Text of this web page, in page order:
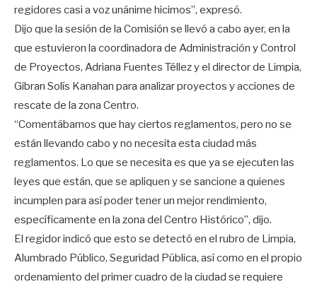
regidores casi a voz unánime hicimos”, expresó.
Dijo que la sesión de la Comisión se llevó a cabo ayer, en la
que estuvieron la coordinadora de Administración y Control
de Proyectos, Adriana Fuentes Téllez y el director de Limpia,
Gibran Solís Kanahan para analizar proyectos y acciones de
rescate de la zona Centro.
“Comentábamos que hay ciertos reglamentos, pero no se
están llevando cabo y no necesita esta ciudad más
reglamentos. Lo que se necesita es que ya se ejecuten las
leyes que están, que se apliquen y se sancione a quienes
incumplen para así poder tener un mejor rendimiento,
específicamente en la zona del Centro Histórico”, dijo.
El regidor indicó que esto se detectó en el rubro de Limpia,
Alumbrado Público, Seguridad Pública, así como en el propio
ordenamiento del primer cuadro de la ciudad se requiere